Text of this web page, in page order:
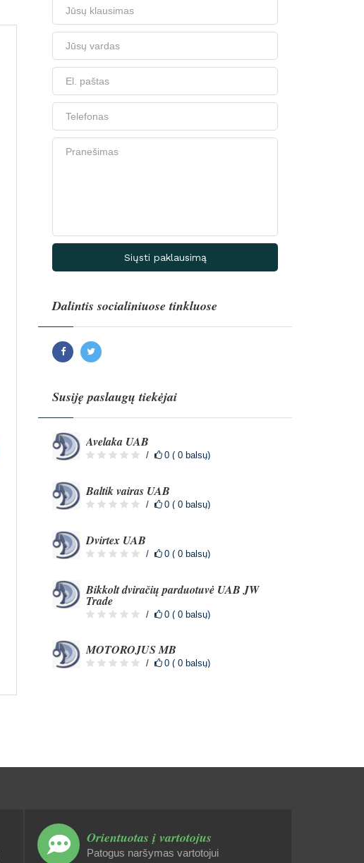
Siųsti paklausimą
Dalintis socialiniuose tinkluose
Susiję paslaugų tiekėjai
Avelaka UAB
0 ( 0 balsų)
Baltik vairas UAB
0 ( 0 balsų)
Dvirtex UAB
0 ( 0 balsų)
Bikkolt dviračių parduotuvė UAB JW
Trade
0 ( 0 balsų)
MOTOROJUS MB
0 ( 0 balsų)
Orientuotas į vartotojus
Patogus naršymas vartotojui